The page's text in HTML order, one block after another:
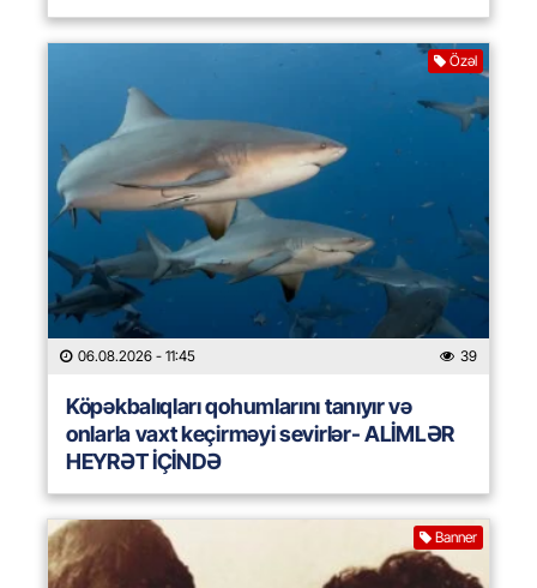
Özəl
06.08.2026 - 11:45 39
Köpəkbalıqları qohumlarını tanıyır və
onlarla vaxt keçirməyi sevirlər- ALİMLƏR
HEYRƏT İÇİNDƏ
Banner